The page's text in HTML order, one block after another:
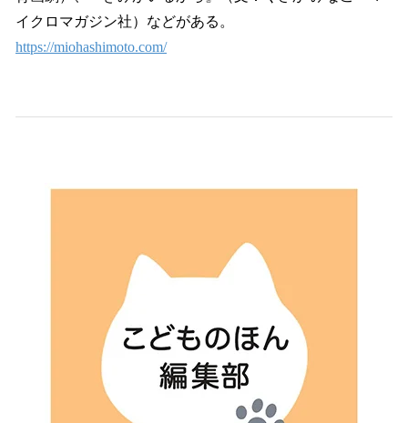
イクロマガジン社）などがある。
https://miohashimoto.com/